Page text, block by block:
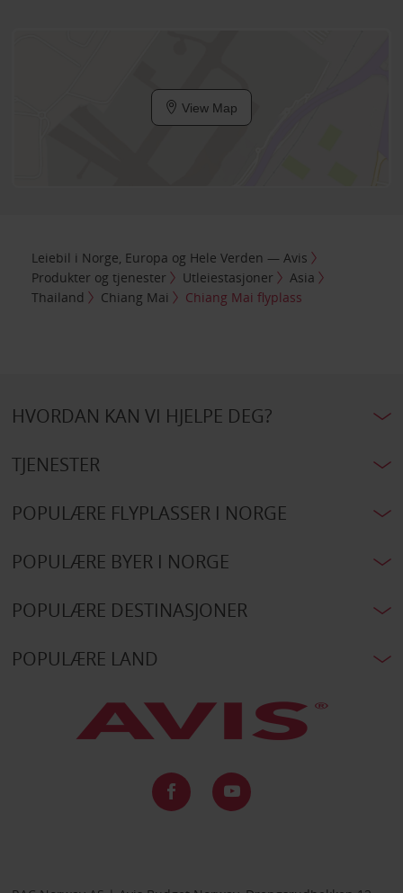
View Map
Leiebil i Norge, Europa og Hele Verden — Avis
Produkter og tjenester
Utleiestasjoner
Asia
Thailand
Chiang Mai Chiang Mai flyplass
HVORDAN KAN VI HJELPE DEG?
TJENESTER
POPULÆRE FLYPLASSER I NORGE
POPULÆRE BYER I NORGE
POPULÆRE DESTINASJONER
POPULÆRE LAND